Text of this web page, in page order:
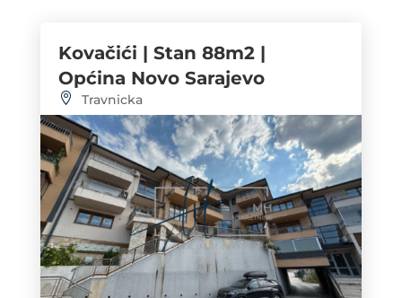
Kovačići | Stan 88m2 |
Općina Novo Sarajevo
Travnicka